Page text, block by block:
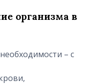
организма в
– с